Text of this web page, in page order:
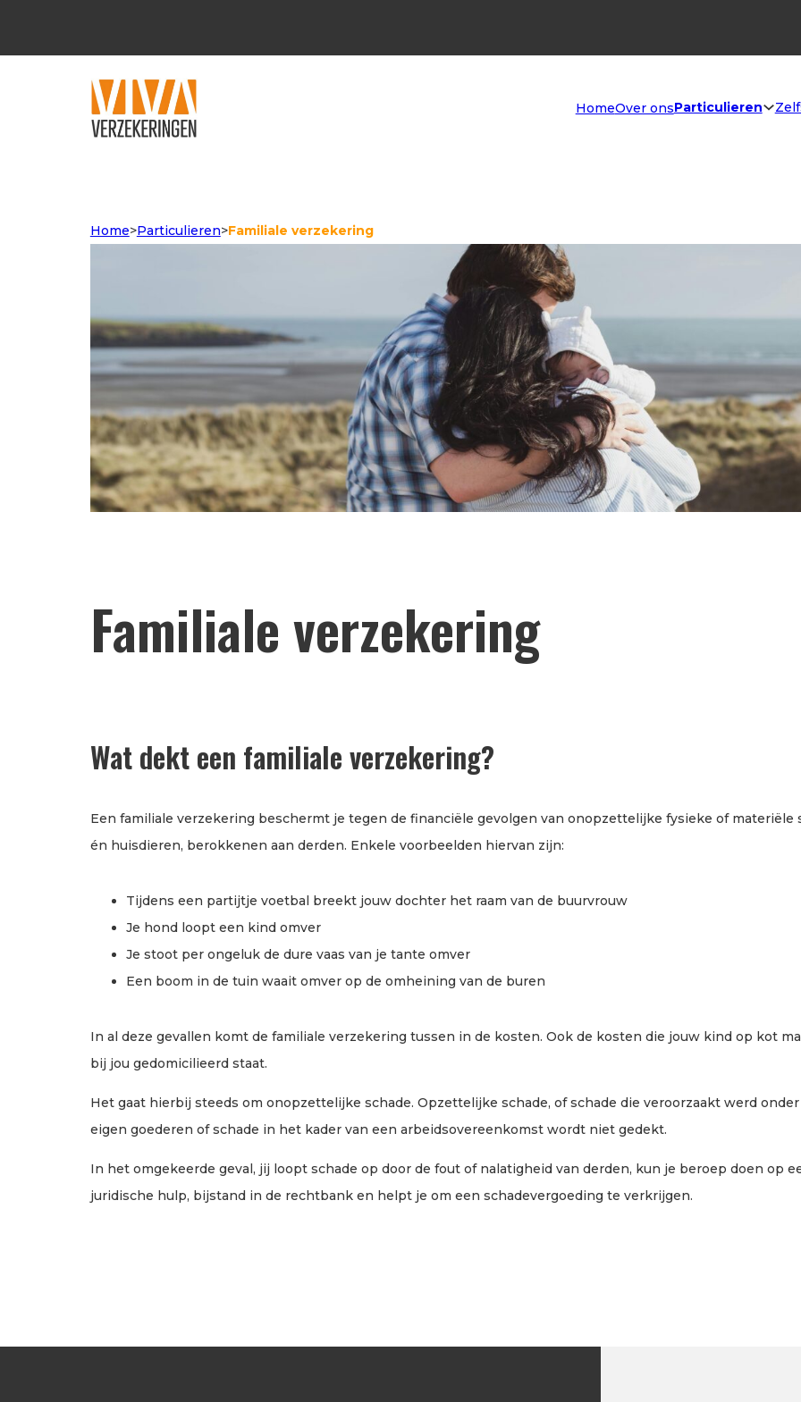
HomeOver onsParticulieren
Home>Particulieren>Familiale verzekering
Familiale verzekering
Wat dekt een familiale verzekering?
Een familiale verzekering beschermt je tegen de financiële gevolgen van onopzettelijke fysieke of materiële
én huisdieren, berokkenen aan derden. Enkele voorbeelden hiervan zijn:
Tijdens een partijtje voetbal breekt jouw dochter het raam van de buurvrouw
Je hond loopt een kind omver
Je stoot per ongeluk de dure vaas van je tante omver
Een boom in de tuin waait omver op de omheining van de buren
In al deze gevallen komt de familiale verzekering tussen in de kosten. Ook de kosten die jouw kind op kot
bij jou gedomicilieerd staat.
Het gaat hierbij steeds om onopzettelijke schade. Opzettelijke schade, of schade die veroorzaakt werd
eigen goederen of schade in het kader van een arbeidsovereenkomst wordt niet gedekt.
In het omgekeerde geval, jij loopt schade op door de fout of nalatigheid van derden, kun je beroep doen op
juridische hulp, bijstand in de rechtbank en helpt je om een schadevergoeding te verkrijgen.